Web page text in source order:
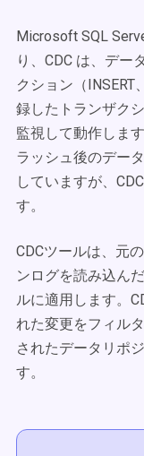
Microsoft SQL
り、CDC は、デー
クション（INSERT
録したトランザク
監視して動作しま
ラッシュ後のデー
していますが、
す。
CDCツールは、元
ンログを読み込ん
ルに適用します。
れた変更をフィル
されたデータリポ
す。